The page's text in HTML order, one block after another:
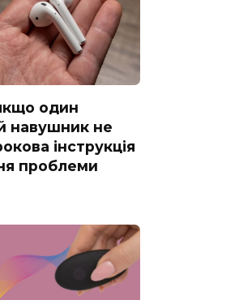
один
навушник не
інструкція
проблеми